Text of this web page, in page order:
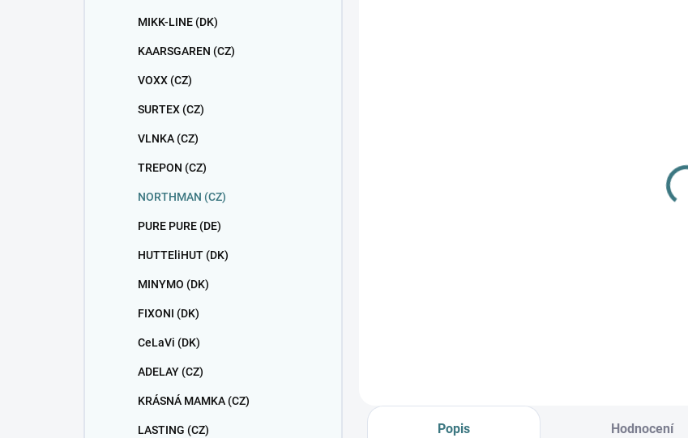
MIKK-LINE (DK)
KAARSGAREN (CZ)
VOXX (CZ)
SURTEX (CZ)
VLNKA (CZ)
TREPON (CZ)
NORTHMAN (CZ)
PURE PURE (DE)
HUTTEliHUT (DK)
MINYMO (DK)
FIXONI (DK)
CeLaVi (DK)
ADELAY (CZ)
KRÁSNÁ MAMKA (CZ)
LASTING (CZ)
hedvábí.
NeobsahujePopis Hodnocení